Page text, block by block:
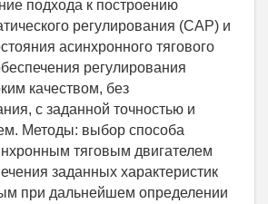
подхода к построению
регулирования (САР) и
асинхронного тягового
регулирования
качеством, без
с заданной точностью и
Методы: выбор способа
тяговым двигателем
заданных характеристик
при дальнейшем определении